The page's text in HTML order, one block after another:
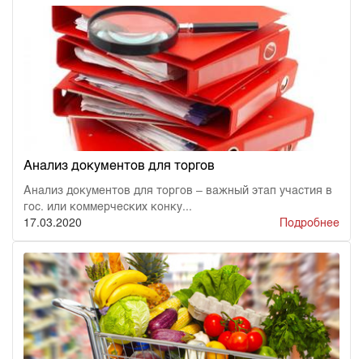
Анализ документов для торгов
Анализ документов для торгов – важный этап участия в
гос. или коммерческих конку...
17.03.2020
Подробнее